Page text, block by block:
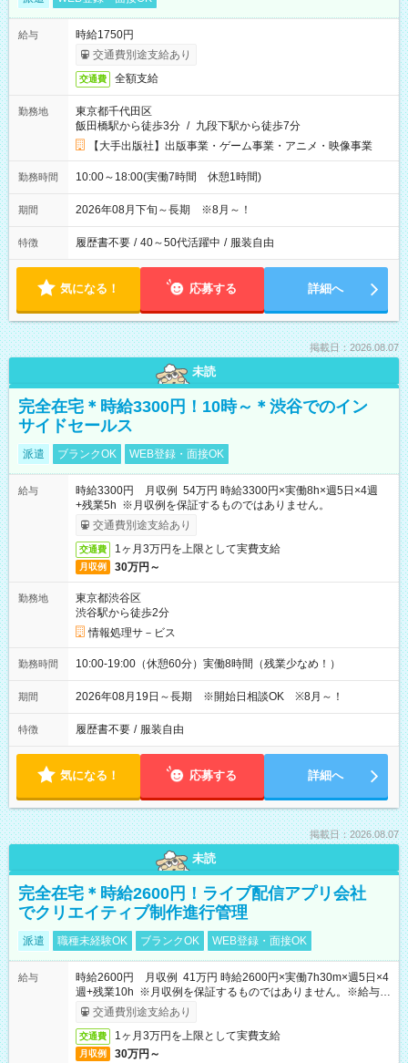
給与
時給1750円
交通費別途支給あり
交通費 全額支給
勤務地
東京都千代田区
飯田橋駅から徒歩3分 / 九段下駅から徒歩7分
【大手出版社】出版事業・ゲーム事業・アニメ・映像事業
勤務時間 10:00～18:00(実働7時間 休憩1時間)
期間 2026年08月下旬～長期 ※8月～！
特徴 履歴書不要 / 40～50代活躍中 / 服装自由
気になる！ 応募する 詳細へ
掲載日：2026.08.07
未読
完全在宅＊時給3300円！10時～＊渋谷でのイン
サイドセールス
派遣 ブランクOK WEB登録・面接OK
給与
時給3300円 月収例 54万円 時給3300円×実働8h×週5日×4週
+残業5h ※月収例を保証するものではありません。
交通費別途支給あり
交通費 1ヶ月3万円を上限として実費支給
月収例 30万円～
勤務地
東京都渋谷区
渋谷駅から徒歩2分
情報処理サ－ビス
勤務時間 10:00-19:00（休憩60分）実働8時間（残業少なめ！）
期間 2026年08月19日～長期 ※開始日相談OK ※8月～！
特徴 履歴書不要 / 服装自由
気になる！ 応募する 詳細へ
掲載日：2026.08.07
未読
完全在宅＊時給2600円！ライブ配信アプリ会社
でクリエイティブ制作進行管理
派遣 職種未経験OK ブランクOK WEB登録・面接OK
給与
時給2600円 月収例 41万円 時給2600円×実働7h30m×週5日×4
週+残業10h ※月収例を保証するものではありません。※給与即
受取りサービス利用可（利用条件有）
交通費別途支給あり
交通費 1ヶ月3万円を上限として実費支給
月収例 30万円～